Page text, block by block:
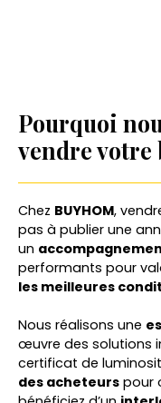
Pourquoi
vendre votre
Chez BUYHOM,
pas à publier une
un
performants pour
les meilleures
Nous réalisons une
œuvre des solutions
certificat de
des acheteurs pour